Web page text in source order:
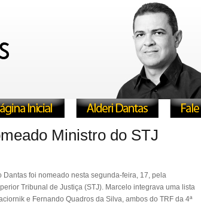
Ministro do STJ
foi nomeado nesta segunda-feira, 17, pela
Tribunal de Justiça (STJ). Marcelo integrava uma lista
e Fernando Quadros da Silva, ambos do TRF da 4ª